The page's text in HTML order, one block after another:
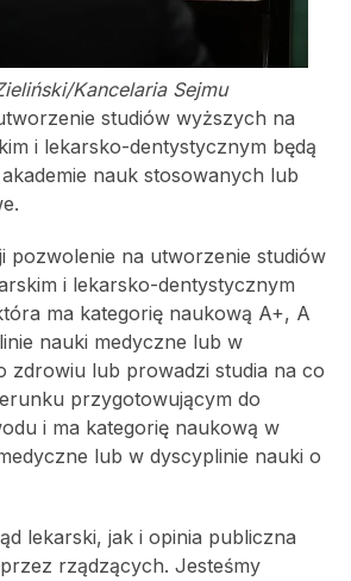
Kancelaria Sejmu
studiów wyższych na
i lekarsko-dentystycznym będą
akademie nauk stosowanych lub
pozwolenie na utworzenie studiów
i lekarsko-dentystycznym
ma kategorię naukową A+, A
nauki medyczne lub w
zdrowiu lub prowadzi studia na co
przygotowującym do
i ma kategorię naukową w
lub w dyscyplinie nauki o
lekarski, jak i opinia publiczna
rządzących. Jesteśmy